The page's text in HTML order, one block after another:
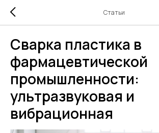
Статьи
Сварка пластика в
фармацевтической
промышленности:
ультразвуковая и
вибрационная